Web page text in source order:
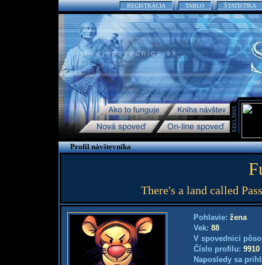
REGISTRÁCIA TABLO ŠTATISTIKA
Profil návštevníka
There's a land called
Pohlavie: žena
Vek: 88
V spovednici
Číslo profilu: 9910
Naposledy sa